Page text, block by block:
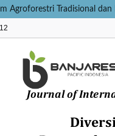
Agroforestri Tradisional